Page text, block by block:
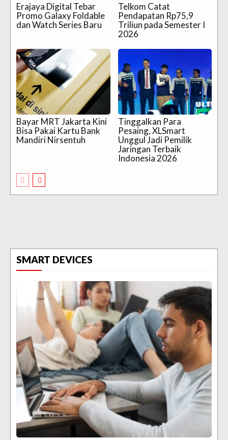
Erajaya Digital Tebar
Promo Galaxy Foldable
dan Watch Series Baru
Telkom Catat
Pendapatan Rp75,9
Triliun pada Semester I
2026
Bayar MRT Jakarta Kini
Bisa Pakai Kartu Bank
Mandiri Nirsentuh
Tinggalkan Para
Pesaing, XLSmart
Unggul Jadi Pemilik
Jaringan Terbaik
Indonesia 2026
SMART DEVICES